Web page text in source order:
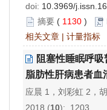
doi: 10.3969/
摘要 ( 1130 )
相关文章 | 计量指标
阻塞性睡眠呼
脂肪性肝病患者血
应晨 1，刘彩虹 2，
2018 (10): 1203.